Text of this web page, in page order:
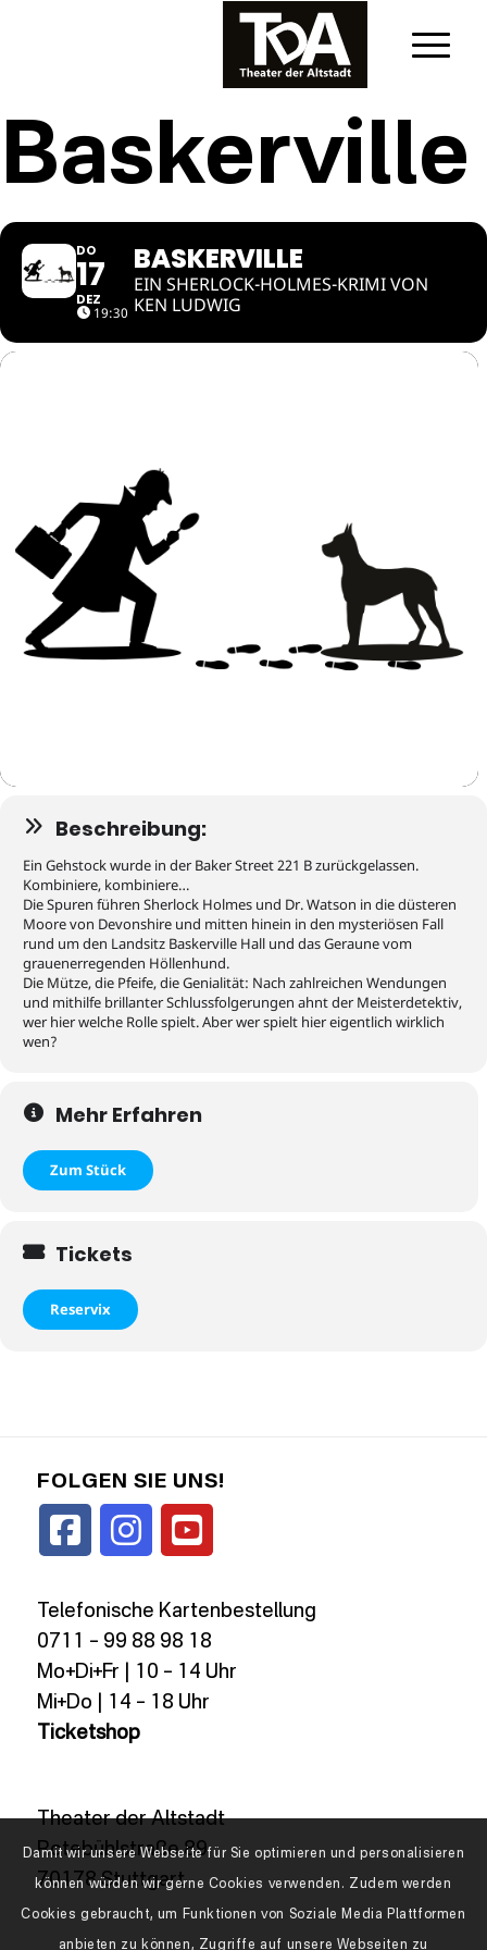
Baskerville
DO
17
DEZ
19:30
BASKERVILLE
EIN SHERLOCK-HOLMES-KRIMI VON
KEN LUDWIG
Beschreibung:
Ein Gehstock wurde in der Baker Street 221 B zurückgelassen.
Kombiniere, kombiniere…
Die Spuren führen Sherlock Holmes und Dr. Watson in die düsteren
Moore von Devonshire und mitten hinein in den mysteriösen Fall
rund um den Landsitz Baskerville Hall und das Geraune vom
grauenerregenden Höllenhund.
Die Mütze, die Pfeife, die Genialität: Nach zahlreichen Wendungen
und mithilfe brillanter Schlussfolgerungen ahnt der Meisterdetektiv,
wer hier welche Rolle spielt. Aber wer spielt hier eigentlich wirklich
wen?
Mehr Erfahren
Zum Stück
Tickets
Reservix
FOLGEN SIE UNS!
Telefonische Kartenbestellung
0711 – 99 88 98 18
Mo+Di+Fr | 10 – 14 Uhr
Mi+Do | 14 – 18 Uhr
Ticketshop
Theater der Altstadt
Rotebühlstraße 89
70178 Stuttgart
Damit wir unsere Webseite für Sie optimieren und personalisieren
können würden wir gerne Cookies verwenden. Zudem werden
Cookies gebraucht, um Funktionen von Soziale Media Plattformen
anbieten zu können, Zugriffe auf unsere Webseiten zu